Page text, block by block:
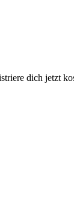
dich jetzt